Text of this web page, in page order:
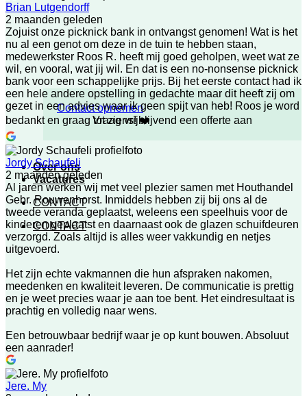
Contact opnemen
Vraag vrijblijvend een offerte aan
Over ons
Vacatures
CONTACT
CONTACT
Brian Lutgendorff
2 maanden geleden
Zojuist onze picknick bank in ontvangst genomen! Wat is het
nu al een genot om deze in de tuin te hebben staan,
medewerkster Roos R. heeft mij goed geholpen, weet wat ze
wil, en vooral, wat jij wil. En dat is een no-nonsense picknick
bank voor een schappelijke prijs. Bij het eerste contact had ik
een hele andere opstelling in gedachte maar dit heeft zij om
gezet in een advies waar ik geen spijt van heb! Roos je word
bedankt en graag tot ziens! ❤️
Jordy Schaufeli
2 maanden geleden
Al jaren werken wij met veel plezier samen met Houthandel
Gebr. Rouwenhorst. Inmiddels hebben zij bij ons al de
tweede veranda geplaatst, weleens een speelhuis voor de
kinderen geplaatst en daarnaast ook de glazen schuifdeuren
verzorgd. Zoals altijd is alles weer vakkundig en netjes
uitgevoerd.
Het zijn echte vakmannen die hun afspraken nakomen,
meedenken en kwaliteit leveren. De communicatie is prettig
en je weet precies waar je aan toe bent. Het eindresultaat is
prachtig en volledig naar wens.
Een betrouwbaar bedrijf waar je op kunt bouwen. Absoluut
een aanrader!
Jere. My